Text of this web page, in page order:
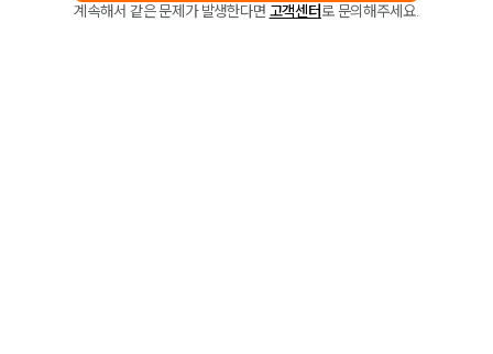
계속해서 같은 문제가 발생한다면 고객센터로 문의해주세요.